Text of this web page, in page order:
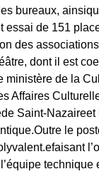
bureaux,
essai de 151
des
dont il est
ministère de la
Affaires
Saint-Nazaireet
le
technique